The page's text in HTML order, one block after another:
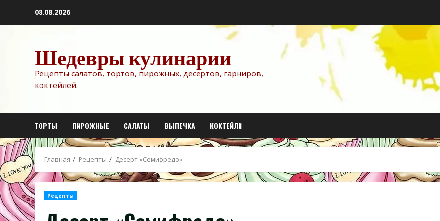
08.08.2026
Шедевры кулинарии
Рецепты салатов, тортов, пирожных, десертов, гарниров,
коктейлей.
ТОРТЫ ПИРОЖНЫЕ САЛАТЫ ВЫПЕЧКА КОКТЕЙЛИ
Главная Рецепты Десерт «Семифредо»
Рецепты